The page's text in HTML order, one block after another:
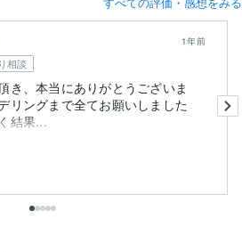
相談
1年前
き、本当にありがとうございま
リングまで全てお願いしました
結果...